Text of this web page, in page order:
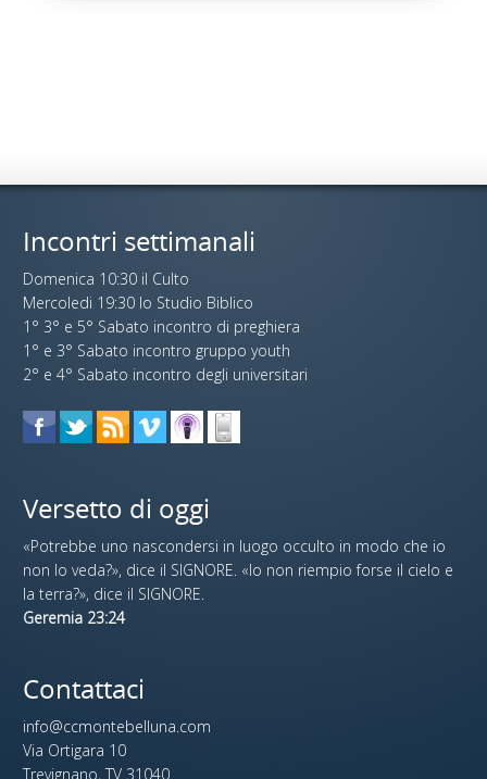
Incontri settimanali
Domenica 10:30 il Culto
Mercoledi 19:30 lo Studio Biblico
1° 3° e 5° Sabato incontro di preghiera
1° e 3° Sabato incontro gruppo youth
2° e 4° Sabato incontro degli universitari
Versetto di oggi
«Potrebbe uno nascondersi in luogo occulto in modo che io
non lo veda?», dice il SIGNORE. «Io non riempio forse il cielo e
la terra?», dice il SIGNORE.
Geremia 23:24
Contattaci
info@ccmontebelluna.com
Via Ortigara 10
Trevignano, TV 31040